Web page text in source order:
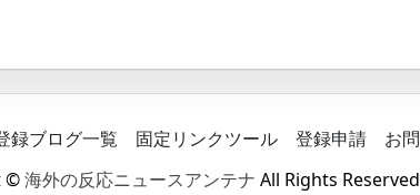
録ブログ一覧 固定リンクツール 登録申請
お
©海外の反応ニュースアンテナ All Rights